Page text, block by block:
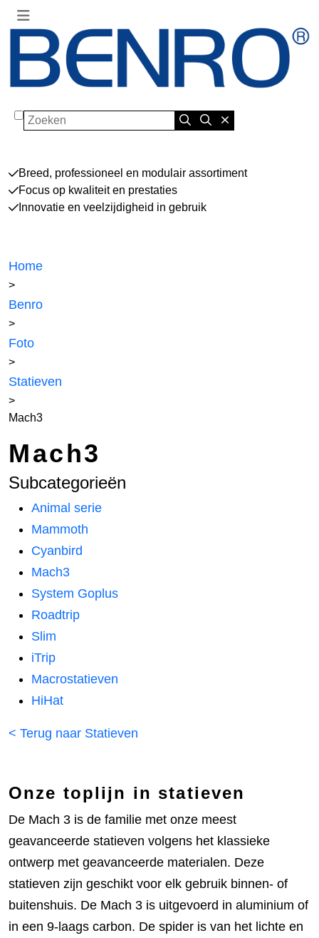
Zoeken
Breed, professioneel en modulair assortiment
Focus op kwaliteit en prestaties
Innovatie en veelzijdigheid in gebruik
Home
>
Benro
>
Foto
>
Statieven
>
Mach3
Mach3
Subcategorieën
Animal serie
Mammoth
Cyanbird
Mach3
System Goplus
Roadtrip
Slim
iTrip
Macrostatieven
HiHat
< Terug naar Statieven
Onze toplijn in statieven
De Mach 3 is de familie met onze meest
geavanceerde statieven volgens het klassieke
ontwerp met geavanceerde materialen. Deze
statieven zijn geschikt voor elk gebruik binnen- of
buitenshuis. De Mach 3 is uitgevoerd in aluminium of
in een 9-laags carbon. De spider is van het lichte en